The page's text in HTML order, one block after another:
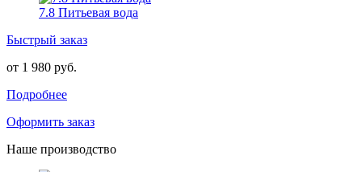
7.8 Питьевая вода
Быстрый заказ
от 1 980 руб.
Подробнее
Оформить заказ
Наше производство